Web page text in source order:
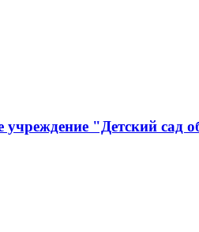
учреждение "Детский